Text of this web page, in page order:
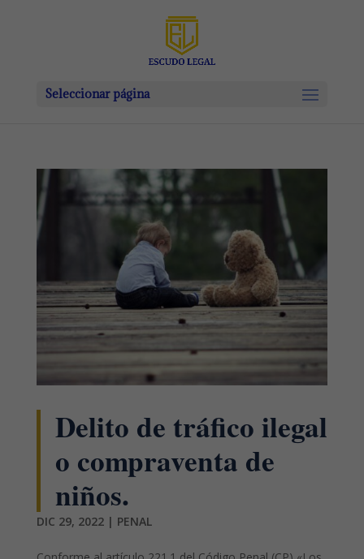
Seleccionar página
Delito de tráfico ilegal
o compraventa de
niños.
DIC 29, 2022| PENAL